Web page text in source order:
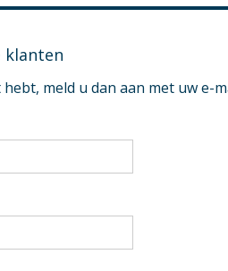
klanten
meld u dan aan met uw e-